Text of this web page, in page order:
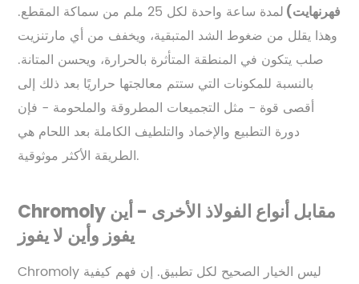
فهرنهايت)
لمدة ساعة واحدة لكل 25 ملم من سماكة المقطع.
وهذا يقلل من ضغوط الشد المتبقية، ويخفف من أي مارتنزيت
صلب يتكون في المنطقة المتأثرة بالحرارة، ويحسن المتانة.
بالنسبة للمكونات التي ستتم معالجتها حراريًا بعد ذلك إلى
أقصى قوة - مثل التجميعات المطروقة والملحومة - فإن
دورة التطبيع والإخماد والتلطيف الكاملة بعد اللحام هي
الطريقة الأكثر موثوقية.
Chromoly مقابل أنواع الفولاذ الأخرى - أين
يفوز وأين لا يفوز
Chromoly ليس الخيار الصحيح لكل تطبيق. إن فهم كيفية